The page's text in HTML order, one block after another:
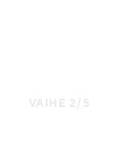
VAIHE 2/5